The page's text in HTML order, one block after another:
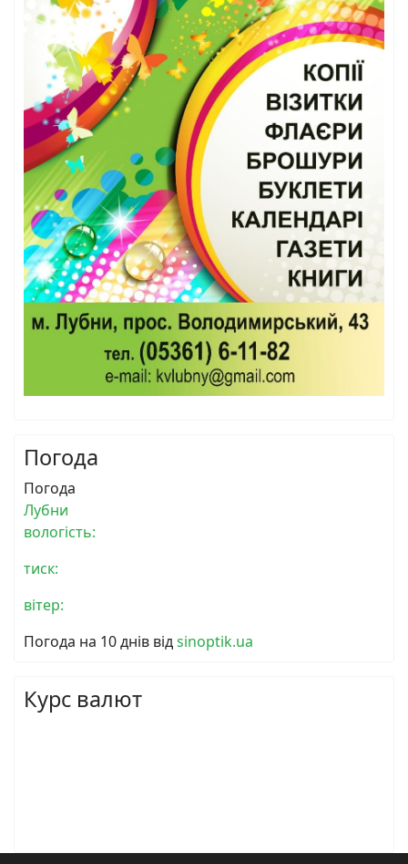
Погода
Погода
Лубни
вологість:
тиск:
вітер:
Погода на 10 днів відsinoptik.ua
Курс валют